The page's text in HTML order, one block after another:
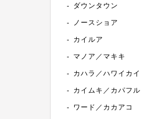
ダウンタウン
ノースショア
カイルア
マノア／マキキ
カハラ／ハワイカイ
カイムキ／カパフル
ワード／カカアコ